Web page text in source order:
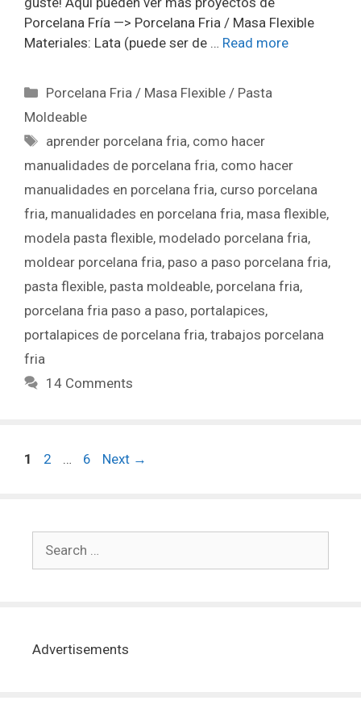
Porcelana Fría —> Porcelana Fria / Masa Flexible
Materiales: Lata (puede ser de … Read more
Porcelana Fria / Masa Flexible / Pasta
Moldeable
aprender porcelana fria, como hacer
manualidades de porcelana fria, como hacer
manualidades en porcelana fria, curso porcelana
fria, manualidades en porcelana fria, masa flexible,
modela pasta flexible, modelado porcelana fria,
moldear porcelana fria, paso a paso porcelana fria,
pasta flexible, pasta moldeable, porcelana fria,
porcelana fria paso a paso, portalapices,
portalapices de porcelana fria, trabajos porcelana
fria
14 Comments
1 2 … 6 Next →
Advertisements